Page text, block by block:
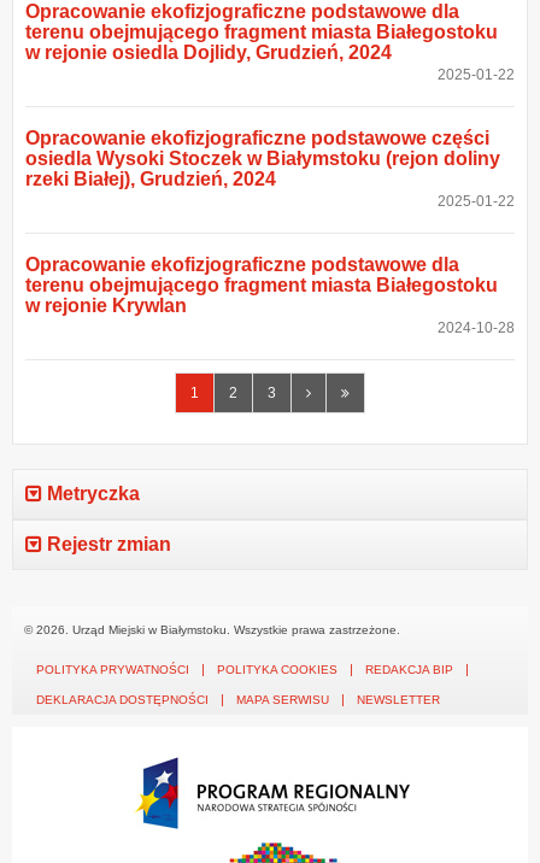
Opracowanie ekofizjograficzne podstawowe dla
terenu obejmującego fragment miasta Białegostoku
w rejonie osiedla Dojlidy, Grudzień, 2024
2025-01-22
Opracowanie ekofizjograficzne podstawowe części
osiedla Wysoki Stoczek w Białymstoku (rejon doliny
rzeki Białej), Grudzień, 2024
2025-01-22
Opracowanie ekofizjograficzne podstawowe dla
terenu obejmującego fragment miasta Białegostoku
w rejonie Krywlan
2024-10-28
1 2 3
NastępnaOstatnia
Metryczka
Rejestr zmian
© 2026. Urząd Miejski w Białymstoku. Wszystkie prawa zastrzeżone.
POLITYKA PRYWATNOŚCI POLITYKA COOKIES REDAKCJA BIP
DEKLARACJA DOSTĘPNOŚCI MAPA SERWISU NEWSLETTER